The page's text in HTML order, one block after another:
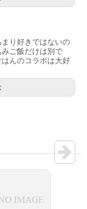
り好きではないの
ご飯だけは別で
んのコラボは大好